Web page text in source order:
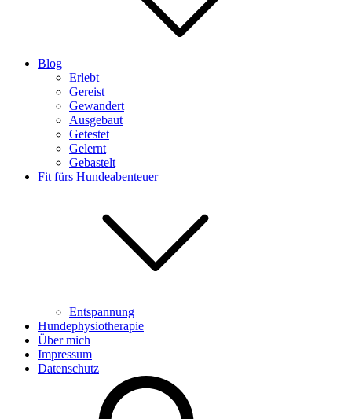
Blog
Erlebt
Gereist
Gewandert
Ausgebaut
Getestet
Gelernt
Gebastelt
Fit fürs Hundeabenteuer
Entspannung
Hundephysiotherapie
Über mich
Impressum
Datenschutz